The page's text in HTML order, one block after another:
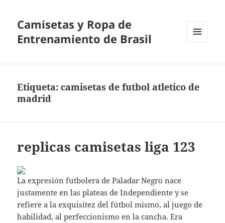
Camisetas y Ropa de
Entrenamiento de Brasil
Etiqueta:camisetas de futbol atletico de
madrid
replicas camisetas liga 123
La expresión futbolera de Paladar Negro nace
justamente en las plateas de Independiente y se
refiere a la exquisitez del fútbol mismo, al juego de
habilidad, al perfeccionismo en la cancha. Era